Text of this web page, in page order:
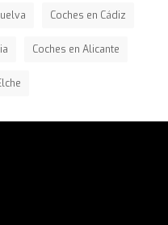
Coches en Cádiz
Coches en Alicante